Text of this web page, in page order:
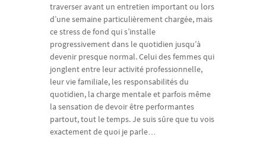
traverser avant un entretien important ou lors
d’une semaine particulièrement chargée, mais
ce stress de fond qui s’installe
progressivement dans le quotidien jusqu’à
devenir presque normal. Celui des femmes qui
jonglent entre leur activité professionnelle,
leur vie familiale, les responsabilités du
quotidien, la charge mentale et parfois même
la sensation de devoir être performantes
partout, tout le temps. Je suis sûre que tu vois
exactement de quoi je parle…